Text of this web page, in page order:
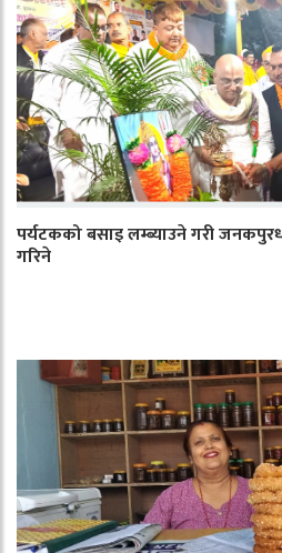
पर्यटकको बसाइ लम्ब्याउने गरी
गरिने